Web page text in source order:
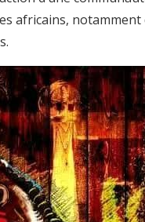
africains,